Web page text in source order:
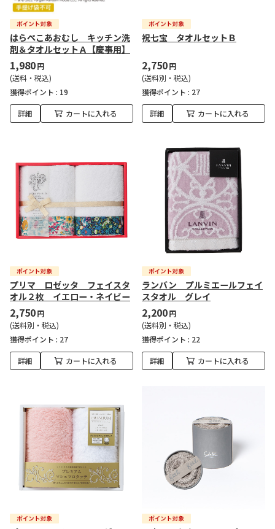
はらぺこあおむし キッチン洗
剤＆タオルセットＡ【慶事用】
1,980円
(送料・税込)
獲得ポイント : 19
詳細 カートに入れる
祝七宝 タオルセットＢ
2,750円
(送料別・税込)
獲得ポイント : 27
詳細 カートに入れる
プリマ ロゼッタ フェイスタ
オル２枚 イエロー・ネイビー
2,750円
(送料別・税込)
獲得ポイント : 27
詳細 カートに入れる
ランバン プルミエールフェイ
スタオル グレイ
2,200円
(送料別・税込)
獲得ポイント : 22
詳細 カートに入れる